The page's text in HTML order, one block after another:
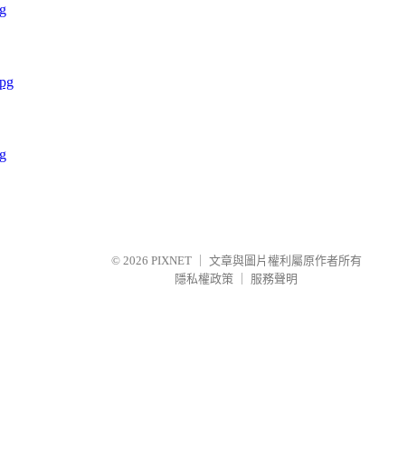
© 2026 PIXNET
文章與圖片權利屬原作者所有
隱私權政策
服務聲明